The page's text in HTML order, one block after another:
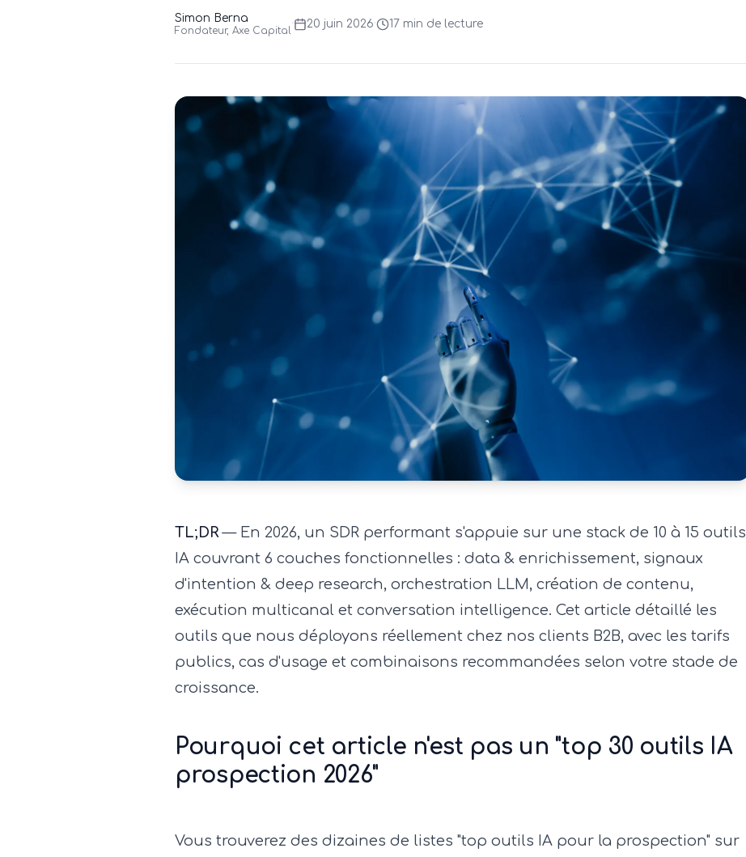
Simon Berna
Fondateur, Axe Capital
· 20 juin 2026· 17 min de lecture
TL;DR — En 2026, un SDR performant s'appuie sur une stack de 10 à 15 outils
IA couvrant 6 couches fonctionnelles : data & enrichissement, signaux
d'intention & deep research, orchestration LLM, création de contenu,
exécution multicanal et conversation intelligence. Cet article détaillé les
outils que nous déployons réellement chez nos clients B2B, avec les tarifs
publics, cas d'usage et combinaisons recommandées selon votre stade de
croissance.
Pourquoi cet article n'est pas un "top 30 outils IA
prospection 2026"
Vous trouverez des dizaines de listes "top outils IA pour la prospection" sur